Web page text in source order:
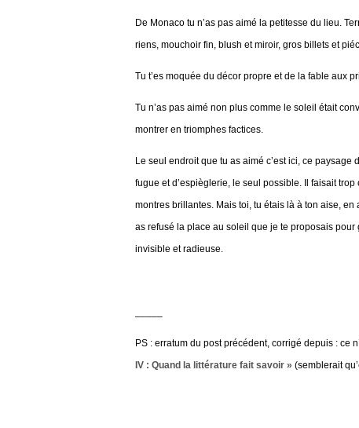
De Monaco tu n’as pas aimé la petitesse du lieu.
riens, mouchoir fin, blush et miroir, gros billets et
Tu t’es moquée du décor propre et de la fable aux
Tu n’as pas aimé non plus comme le soleil était
montrer en triomphes factices.
Le seul endroit que tu as aimé c’est ici, ce
fugue et d’espièglerie, le seul possible. Il faisait
montres brillantes. Mais toi, tu étais là à ton aise,
as refusé la place au soleil que je te proposais pour
invisible et radieuse.
PS : erratum du post précédent, corrigé depuis : ce
IV : Quand la littérature fait savoir » (semblerait